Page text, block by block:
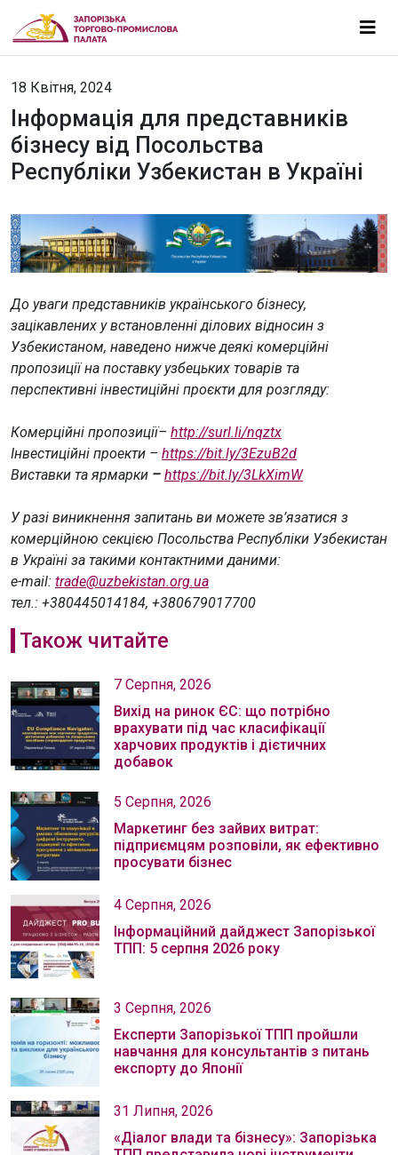
18 Квітня, 2024
Інформація для представників
бізнесу від Посольства
Республіки Узбекистан в Україні
До уваги представників українського бізнесу,
зацікавлених у встановленні ділових відносин з
Узбекистаном, наведено нижче деякі комерційні
пропозиції на поставку узбецьких товарів та
перспективні інвестиційні проєкти для розгляду:
Комерційні пропозиції– http://surl.li/nqztx
Інвестиційні проекти – https://bit.ly/3EzuB2d
Виставки та ярмарки – https://bit.ly/3LkXimW
У разі виникнення запитань ви можете зв’язатися з
комерційною секцією Посольства Республіки Узбекистан
в Україні за такими контактними даними:
e-mail: trade@uzbekistan.org.ua
тел.: +380445014184, +380679017700
Також читайте
7 Серпня, 2026
Вихід на ринок ЄС: що потрібно
врахувати під час класифікації
харчових продуктів і дієтичних
добавок
5 Серпня, 2026
Маркетинг без зайвих витрат:
підприємцям розповіли, як ефективно
просувати бізнес
4 Серпня, 2026
Інформаційний дайджест Запорізької
ТПП: 5 серпня 2026 року
3 Серпня, 2026
Експерти Запорізької ТПП пройшли
навчання для консультантів з питань
експорту до Японії
31 Липня, 2026
«Діалог влади та бізнесу»: Запорізька